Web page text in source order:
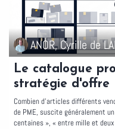
ANOR, Cyrille de
Le catalogue
stratégie d'offre
Combien d'articles différents
de PME, suscite généralement
centaines », « entre mille et